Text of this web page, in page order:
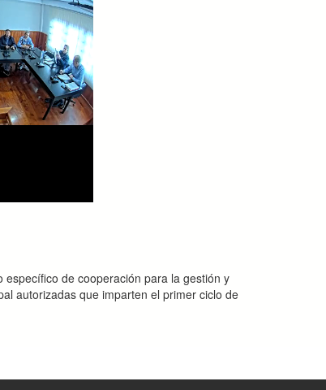
de cooperación para la gestión y
autorizadas que imparten el primer ciclo de